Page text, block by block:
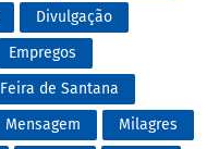
Divulgação
Empregos
Feira de Santana
Mensagem
Milagres